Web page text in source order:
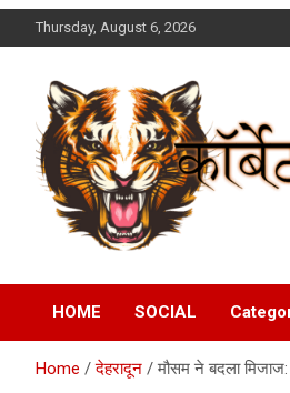
to
Thursday, August 6, 2026
Corbett
हलचल)
HOME SOCIAL
Home देहरादून मौसम ने बदला